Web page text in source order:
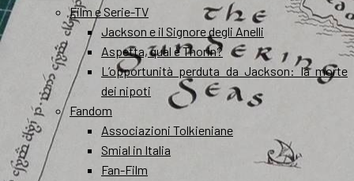
Film e Serie-TV
Jackson e il Signore degli Anelli
Aspetta, qual è Thorin?
L’opportunità perduta da Jackson: la morte
dei nipoti
Fandom
Associazioni Tolkieniane
Smial in Italia
Fan-Film